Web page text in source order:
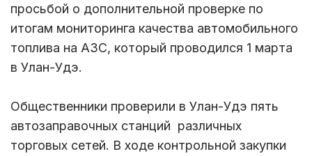
просьбой о дополнительной проверке по
итогам мониторинга качества автомобильного
топлива на АЗС, который проводился 1 марта
в Улан-Удэ.
Общественники проверили в Улан-Удэ пять
автозаправочных станций различных
торговых сетей. В ходе контрольной закупки